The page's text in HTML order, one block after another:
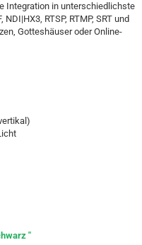
Integration in unterschiedlichste
RTSP, RTMP, SRT und
Gotteshäuser oder Online-
"